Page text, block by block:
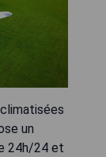
un
24h/24 et